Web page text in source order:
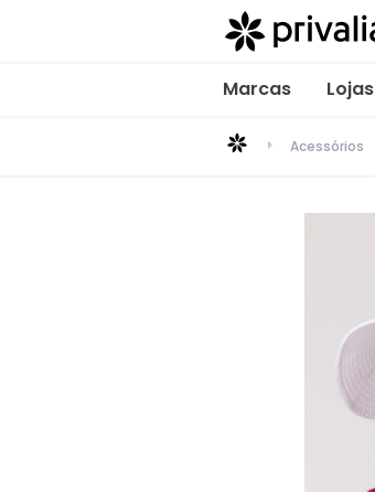
Marcas Lojas
Acessórios